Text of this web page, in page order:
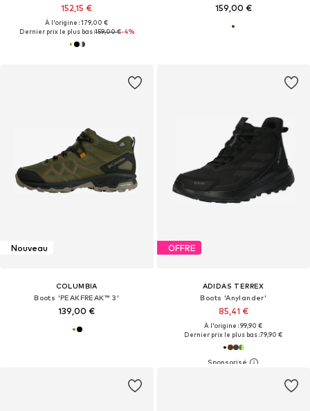
152,15 €
À l'origine : 179,00 €
Dernier prix le plus bas :159,00 €-4%
159,00 €
Nouveau
COLUMBIA
Boots 'PEAKFREAK™ 3'
139,00 €
OFFRE
ADIDAS TERREX
Boots 'Anylander'
85,41 €
À l'origine : 99,90 €
Dernier prix le plus bas :79,90 €